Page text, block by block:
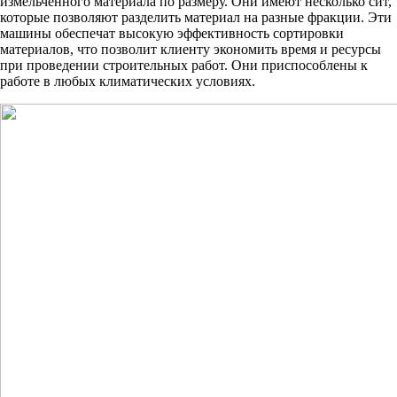
которые позволяют разделить материал на разные фракции. Эти
машины обеспечат высокую эффективность сортировки
материалов, что позволит клиенту экономить время и ресурсы
при проведении строительных работ. Они приспособлены к
работе в любых климатических условиях.